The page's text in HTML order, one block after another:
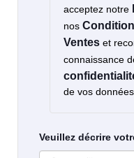
acceptez notre
nos
Ventes et
connaissance
de vos
Veuillez décrire